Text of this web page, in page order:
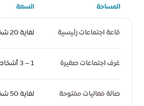
المساحة السعة
قاعة اجتماعات رئيسية لغاية 20 شخصاً
غرف اجتماعات صغيرة 1 – 3 أشخاص
صالة فعاليات مفتوحة لغاية 50 شخصاً